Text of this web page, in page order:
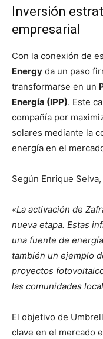
Inversión
empresarial
Con la conexión de
Energy da un paso
transformarse en un
Energía (IPP). Este
compañía por
solares mediante la
energía en el
Según Enrique
«La activación de
nueva etapa. Estas
una fuente de
también un ejemplo
proyectos
las comunidades
El objetivo de
clave en el mercado